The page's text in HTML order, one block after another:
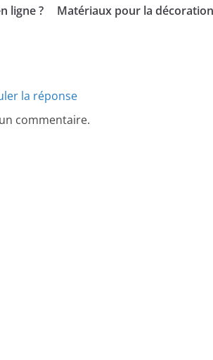
ligne ?
Matériaux pour la
la réponse
commentaire.